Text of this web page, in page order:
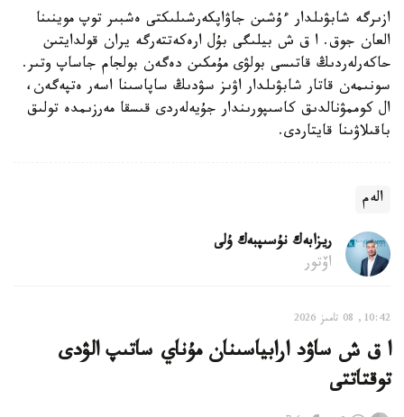
ازىرگە شابۋىلدار ءۇشىن جاۋاپكەرشىلىكتى ەشبىر توپ موينىنا
العان جوق. ا ق ش بيلىگى بۇل ارەكەتتەرگە يران قولدايتىن
حاكەرلەردىڭ قاتىسى بولۋى مۇمكىن دەگەن بولجام جاساپ وتىر.
سونىمەن قاتار شابۋىلدار اۋىز سۋدىڭ ساپاسىنا اسەر ەتپەگەن،
ال كوممۋنالدىق كاسىپورىندار جۇيەلەردى قىسقا مەرزىمدە تولىق
باقىلاۋىنا قايتاردى.
الەم
ريزابەك نۇسىپبەك ۇلى
اۆتور
10:42, 08 تامىز 2026
ا ق ش ساۋد ارابياسىنان مۇناي ساتىپ الۋدى
توقتاتتى